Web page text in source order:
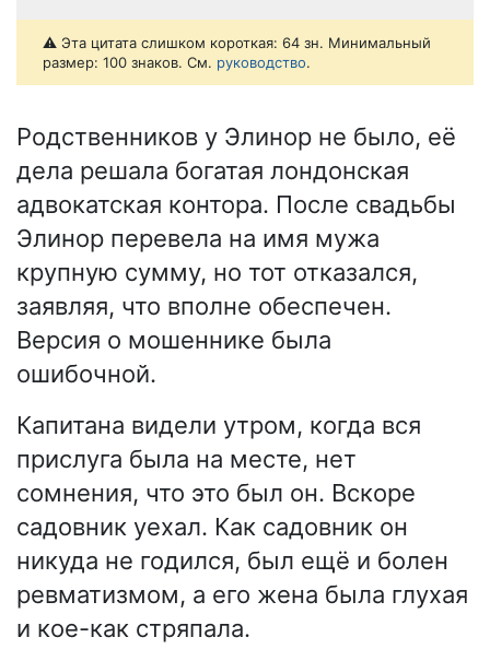
⚠️ Эта цитата слишком короткая: 64 зн. Минимальный
размер: 100 знаков. См. руководство.
Родственников у Элинор не было, её
дела решала богатая лондонская
адвокатская контора. После свадьбы
Элинор перевела на имя мужа
крупную сумму, но тот отказался,
заявляя, что вполне обеспечен.
Версия о мошеннике была
ошибочной.
Капитана видели утром, когда вся
прислуга была на месте, нет
сомнения, что это был он. Вскоре
садовник уехал. Как садовник он
никуда не годился, был ещё и болен
ревматизмом, а его жена была глухая
и кое-как стряпала.